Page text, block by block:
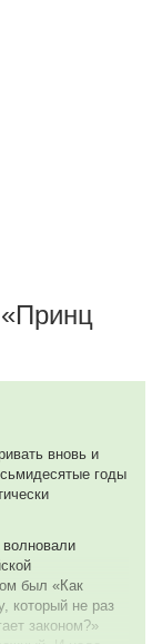
вновь и
годы
был «Как
который не раз
законом?»